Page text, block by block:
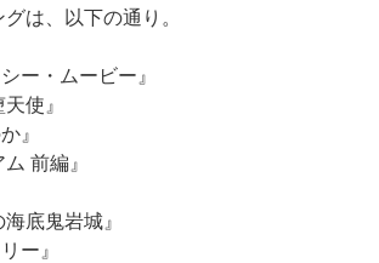
は、以下の通り。
ー・ムービー』
使』
』
前編』
底鬼岩城』
ー』